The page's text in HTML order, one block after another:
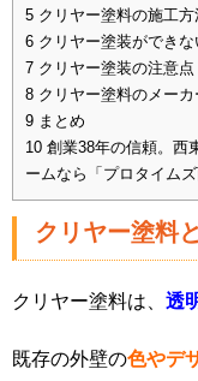
5 クリヤー塗料の施工方
6 クリヤー塗装ができ
7 クリヤー塗装の注意点
8 クリヤー塗料のメーカ
9 まとめ
10 創業38年の信頼。西
ームなら「プロタイム
クリヤー塗料
クリヤー塗料は、 透
既存の外壁の色やデ